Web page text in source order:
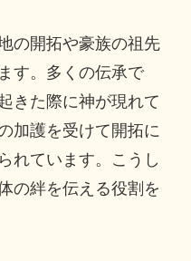
の開拓や豪族の祖先
す。多くの伝承で
きた際に神が現れて
加護を受けて開拓に
れています。こうし
の絆を伝える役割を